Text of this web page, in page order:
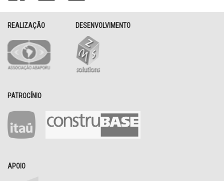
REALIZAÇÃO DESENVOLVIMENTO
PATROCÍNIO
APOIO